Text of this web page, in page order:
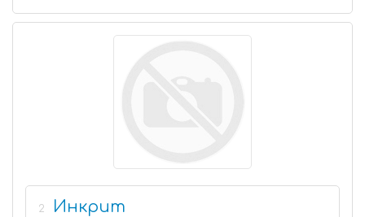
2 Инкрит